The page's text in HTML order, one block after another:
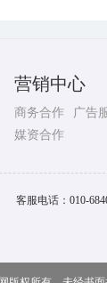
营销中心
商务合作
广告
媒资合作
客服电话： 010-